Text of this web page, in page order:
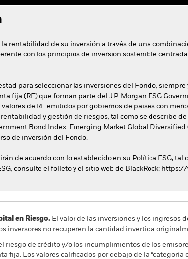
rentabilidad de su inversión a través de una
con los principios de inversión sostenible
para seleccionar las inversiones del Fondo,
fija (RF) que forman parte del J.P. Morgan ESG
de RF emitidos por gobiernos de países con
y gestión de riesgos, tal como se describe
Bond Index-Emerging Market Global
de inversión del Fondo.
de acuerdo con lo establecido en su Política ESG, tal
consulte el folleto y el sitio web de BlackRock:
en Riesgo. El valor de las inversiones y los ingresos
inversores no recuperen la cantidad invertida
riesgo de crédito y/o los incumplimientos de los
fija. Los valores calificados por debajo de la “categoría